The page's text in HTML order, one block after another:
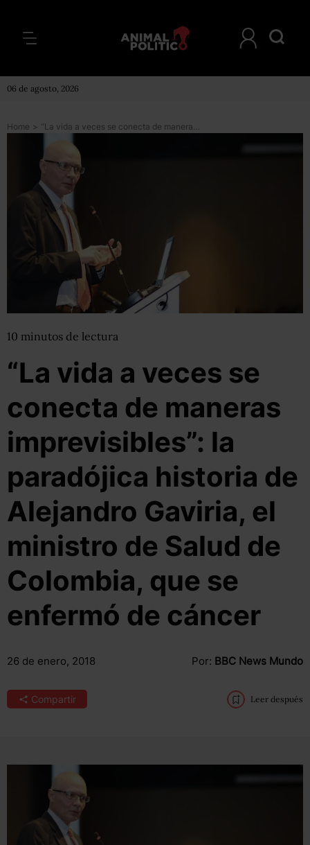
06 de agosto, 2026
Home > “La vida a veces se conecta de maneras imprevisibles”: la paradójica historia de Alejandro Gaviria, el ministro de Salud de Colombia, que se enfermó de cáncer
10 minutos de lectura
“La vida a veces se
conecta de maneras
imprevisibles”: la
paradójica historia de
Alejandro Gaviria, el
ministro de Salud de
Colombia, que se
enfermó de cáncer
26 de enero, 2018 Por: BBC News Mundo
Compartir Leer después